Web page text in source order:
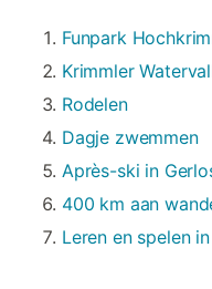
Funpark
Krimmler
Rodelen
Dagje zwemmen
Après-ski in
400 km aan
Leren en spelen